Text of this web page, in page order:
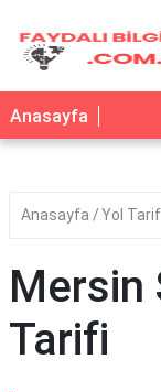
Anasayfa
Anasayfa Yol
Mersin
Tarifi